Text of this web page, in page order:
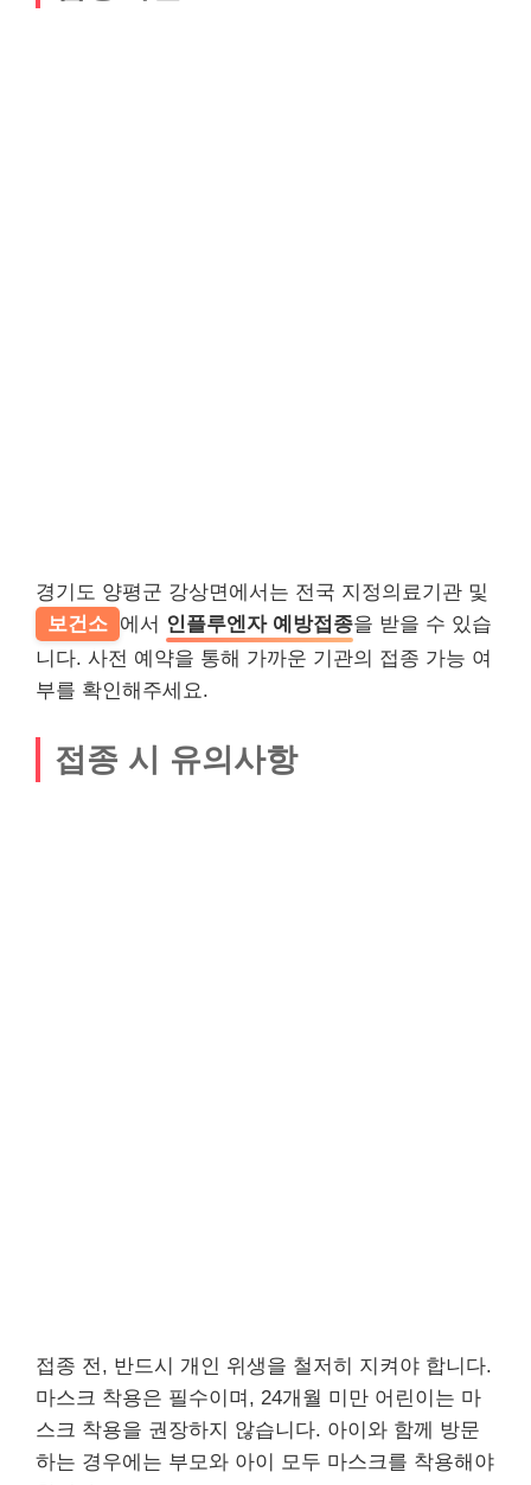
경기도 양평군 강상면에서는 전국 지정의료기관 및
보건소 에서 인플루엔자 예방접종을 받을 수 있습
니다. 사전 예약을 통해 가까운 기관의 접종 가능 여
부를 확인해주세요.
접종 시 유의사항
접종 전, 반드시 개인 위생을 철저히 지켜야 합니다.
마스크 착용은 필수이며, 24개월 미만 어린이는 마
스크 착용을 권장하지 않습니다. 아이와 함께 방문
하는 경우에는 부모와 아이 모두 마스크를 착용해야